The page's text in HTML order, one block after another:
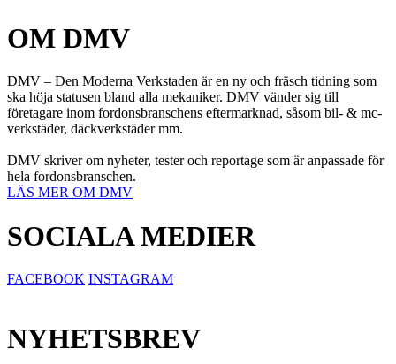
OM DMV
DMV – Den Moderna Verkstaden är en ny och fräsch tidning som
ska höja statusen bland alla mekaniker. DMV vänder sig till
företagare inom fordonsbranschens eftermarknad, såsom bil- & mc-
verkstäder, däckverkstäder mm.
DMV skriver om nyheter, tester och reportage som är anpassade för
hela fordonsbranschen.
LÄS MER OM DMV
SOCIALA MEDIER
FACEBOOK INSTAGRAM
NYHETSBREV